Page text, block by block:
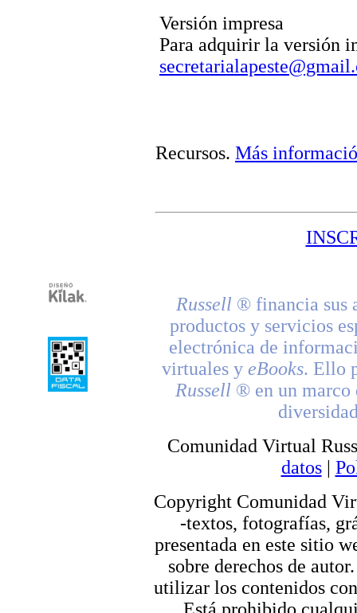
Versión impresa
Para adquirir la versión
Recursos. Más
Russell ® financia sus
productos y servicios
electrónica de
virtuales y eBooks. Ello
Russell ® en un marco
Comunidad Virtual
datos|
Copyright Comunidad
-textos, fotografías,
presentada en este sitio
sobre derechos de
utilizar los contenidos